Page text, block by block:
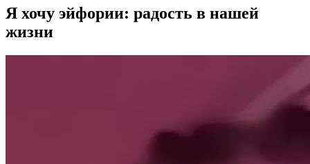
Я хочу эйфории: радость в нашей
жизни